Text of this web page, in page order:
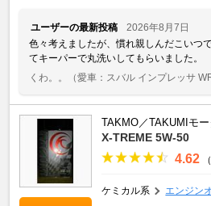
ユーザーの最新投稿
2026年8月7日
色々考えましたが、慣れ親しんだこいつ
てキーパーで丸洗いしてもらいました。
くわ。。
（愛車：スバル インプレッサ
TAKMO／TAKUMIモ
X-TREME 5W-50
4.62
ケミカル系 エンジン